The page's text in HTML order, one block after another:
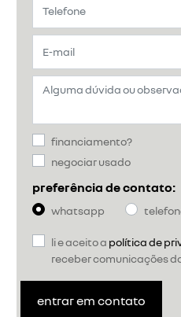
financiamento?
negociar usado
preferência de contato:
whatsapp
li e aceito a política de
receber comunicações
entrar em contato